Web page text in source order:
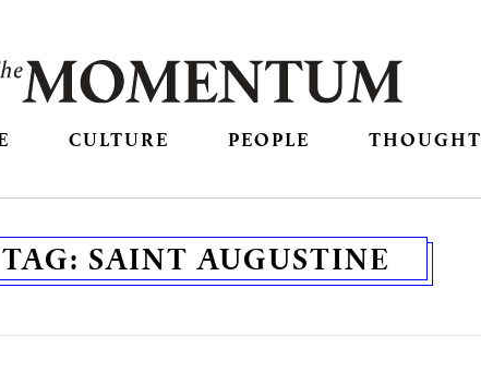
CULTURE PEOPLE THOUGHT
TAG: SAINT AUGUSTINE